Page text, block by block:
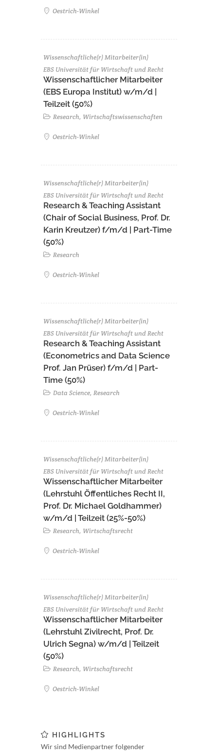
Oestrich-Winkel
Wissenschaftliche(r) Mitarbeiter(in)
EBS Universität für Wirtschaft und Recht
Wissenschaftlicher Mitarbeiter
(EBS Europa Institut) w/m/d |
Teilzeit (50%)
Research, Wirtschaftswissenschaften
Oestrich-Winkel
Wissenschaftliche(r) Mitarbeiter(in)
EBS Universität für Wirtschaft und Recht
Research & Teaching Assistant
(Chair of Social Business, Prof. Dr.
Karin Kreutzer) f/m/d | Part-Time
(50%)
Research
Oestrich-Winkel
Wissenschaftliche(r) Mitarbeiter(in)
EBS Universität für Wirtschaft und Recht
Research & Teaching Assistant
(Econometrics and Data Science
Prof. Jan Prüser) f/m/d | Part-
Time (50%)
Data Science, Research
Oestrich-Winkel
Wissenschaftliche(r) Mitarbeiter(in)
EBS Universität für Wirtschaft und Recht
Wissenschaftlicher Mitarbeiter
(Lehrstuhl Öffentliches Recht II,
Prof. Dr. Michael Goldhammer)
w/m/d | Teilzeit (25%-50%)
Research, Wirtschaftsrecht
Oestrich-Winkel
Wissenschaftliche(r) Mitarbeiter(in)
EBS Universität für Wirtschaft und Recht
Wissenschaftlicher Mitarbeiter
(Lehrstuhl Zivilrecht, Prof. Dr.
Ulrich Segna) w/m/d | Teilzeit
(50%)
Research, Wirtschaftsrecht
Oestrich-Winkel
HIGHLIGHTS
Wir sind Medienpartner folgender